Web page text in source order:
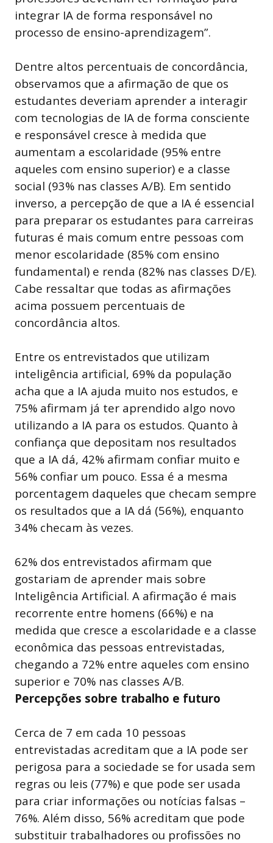
integrar IA de forma responsável no
processo de ensino-aprendizagem”.
Dentre altos percentuais de concordância,
observamos que a afirmação de que os
estudantes deveriam aprender a interagir
com tecnologias de IA de forma consciente
e responsável cresce à medida que
aumentam a escolaridade (95% entre
aqueles com ensino superior) e a classe
social (93% nas classes A/B). Em sentido
inverso, a percepção de que a IA é essencial
para preparar os estudantes para carreiras
futuras é mais comum entre pessoas com
menor escolaridade (85% com ensino
fundamental) e renda (82% nas classes D/E).
Cabe ressaltar que todas as afirmações
acima possuem percentuais de
concordância altos.
Entre os entrevistados que utilizam
inteligência artificial, 69% da população
acha que a IA ajuda muito nos estudos, e
75% afirmam já ter aprendido algo novo
utilizando a IA para os estudos. Quanto à
confiança que depositam nos resultados
que a IA dá, 42% afirmam confiar muito e
56% confiar um pouco. Essa é a mesma
porcentagem daqueles que checam sempre
os resultados que a IA dá (56%), enquanto
34% checam às vezes.
62% dos entrevistados afirmam que
gostariam de aprender mais sobre
Inteligência Artificial. A afirmação é mais
recorrente entre homens (66%) e na
medida que cresce a escolaridade e a classe
econômica das pessoas entrevistadas,
chegando a 72% entre aqueles com ensino
superior e 70% nas classes A/B.
Percepções sobre trabalho e futuro
Cerca de 7 em cada 10 pessoas
entrevistadas acreditam que a IA pode ser
perigosa para a sociedade se for usada sem
regras ou leis (77%) e que pode ser usada
para criar informações ou notícias falsas –
76%. Além disso, 56% acreditam que pode
substituir trabalhadores ou profissões no